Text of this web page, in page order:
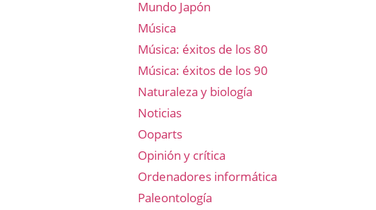
Mundo Japón
Música
Música: éxitos de los 80
Música: éxitos de los 90
Naturaleza y biología
Noticias
Ooparts
Opinión y crítica
Ordenadores informática
Paleontología